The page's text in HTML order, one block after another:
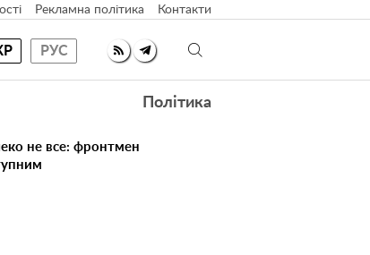
Рекламна політика Контакти
РУС
Політика
не все: фронтмен